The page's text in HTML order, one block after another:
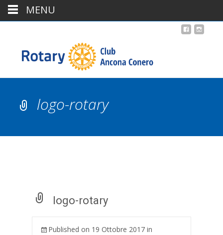
logo-rotary
logo-rotary
Published on 19 Ottobre 2017 in
MENU